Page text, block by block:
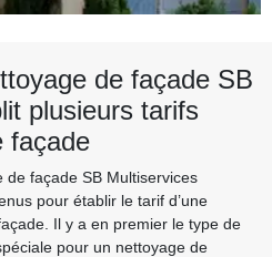
de façade SB
plusieurs tarifs
façade
de façade SB Multiservices
pour établir le tarif d’une
Il y a en premier le type de
pour un nettoyage de